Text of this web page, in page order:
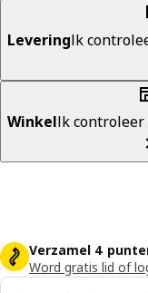
LeveringIk
WinkelIk controleer
Verzamel 4
Word gratis lid of